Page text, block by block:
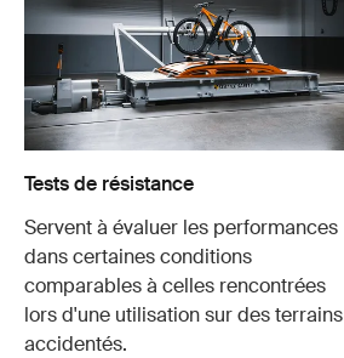
Tests de résistance
Servent à évaluer les performances
dans certaines conditions
comparables à celles rencontrées
lors d'une utilisation sur des terrains
accidentés.